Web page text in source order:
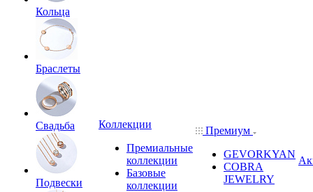
Кольца
Браслеты
Свадьба
Подвески
Коллекции
Премиальные
коллекции
Базовые
коллекции
Премиум
GEVORKYAN
COBRA
JEWELRY